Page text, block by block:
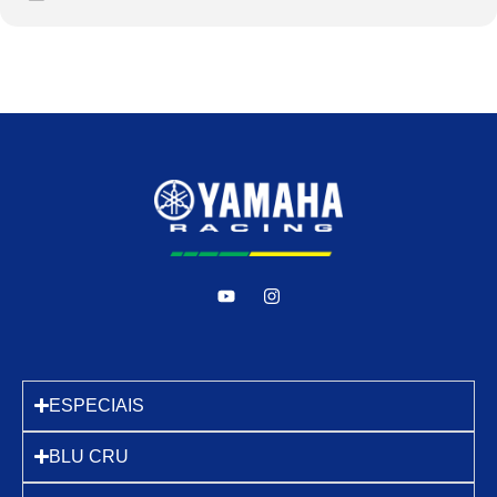
ESPECIAIS
BLU CRU